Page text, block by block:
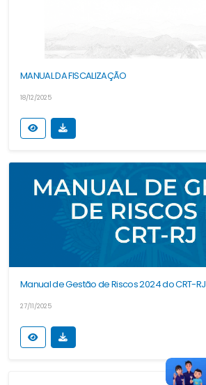
MANUAL DA FISCALIZAÇÃO
18/12/2025
Manual de Gestão de Riscos 2024 do CRT-RJ
27/11/2025